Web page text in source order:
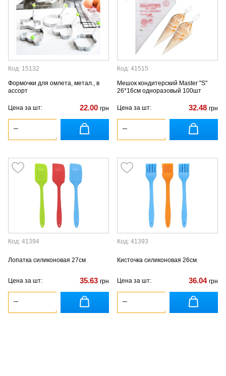
Код: 15132
Формочки для омлета, метал., в
ассорт
Цена за шт: 22.00 грн
Код: 41515
Мешок кондитерский Master "S"
26*16см одноразовый 100шт
Цена за шт: 32.48 грн
Код: 41394
Лопатка силиконовая 27см
Цена за шт: 35.63 грн
Код: 41393
Кисточка силиконовая 26см
Цена за шт: 36.04 грн